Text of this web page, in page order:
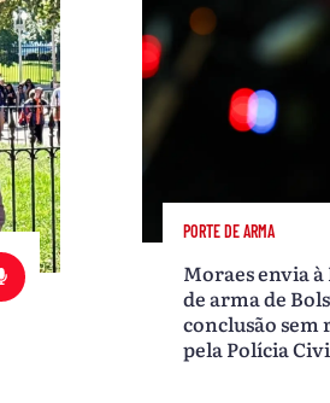
PORTE DE ARMA
Moraes envia à
de arma de
conclusão sem
pela Polícia